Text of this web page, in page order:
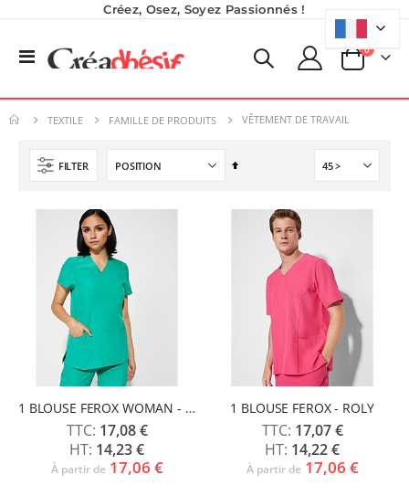
Créez, Osez, Soyez Passionnés !
Basculer
Panier
0produits
TEXTILE FAMILLE DE PRODUITS VÊTEMENT DE TRAVAIL
FILTER
Par
1 BLOUSE FEROX WOMAN - ROLY
17,08 €
14,23 €
À partir de 17,06 €
1 BLOUSE FEROX - ROLY
17,07 €
14,22 €
À partir de 17,06 €
0,00 €
9,50 €
À partir de
8 990,00 €
7 491,67 €
40,83 €
Planche de Transfert DTF - Format A3 - 28 x 42 cm - Expédié en 6 heures
À partir de